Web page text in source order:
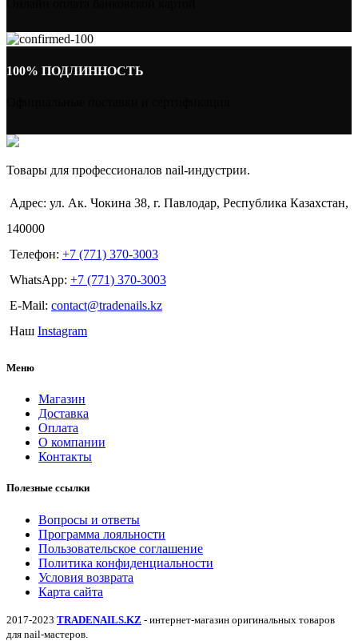
100% ПОДЛИННОСТЬ
Товары для профессионалов nail-индустрии.
Адрес: ул. Ак. Чокина 38, г. Павлодар, Республика Казахстан,
140000
Телефон: +7 (771) 370-3003
WhatsApp: +7 (771) 370-3003
E-Mail: contact@tradenails.kz
Наш Instagram
Меню
Магазин
Доставка
Оплата
О компании
Контакты
Полезные ссылки
Вопросы и ответы
Программа лояльности
Пользовательское соглашение
Политика конфиденциальности
Условия возврата
Карта сайта
2017-2023 TRADENAILS.KZ - интернет-магазин оригинальных товаров
для nail-мастеров.